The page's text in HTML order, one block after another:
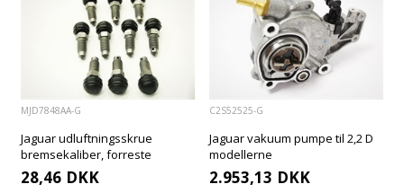
MJD7848AA-G
Jaguar udluftningsskrue
bremsekaliber, forreste
28,46 DKK
C2S52525-G
Jaguar vakuum pumpe til 2,2 D
modellerne
2.953,13 DKK